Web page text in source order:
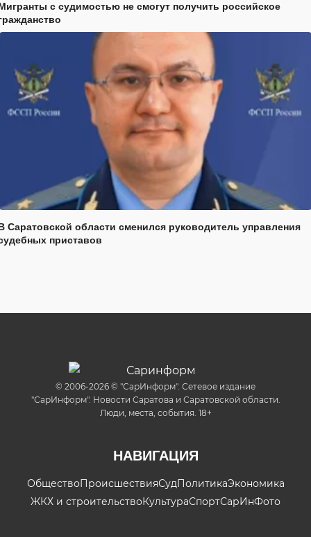
с судимостью не смогут получить российское
Саратовской области сменился руководитель управления
приставов
© 2006-2026 © "СарИнформ". Сетевое издание
"СарИнформ". Новости Саратова и Саратовской области.
Люди, места, события. 18+
НАВИГАЦИЯ
ОбществоПроисшествияСудПолитикаЭкономика
ЖКХ и строительствоКультураСпортСарИнФото